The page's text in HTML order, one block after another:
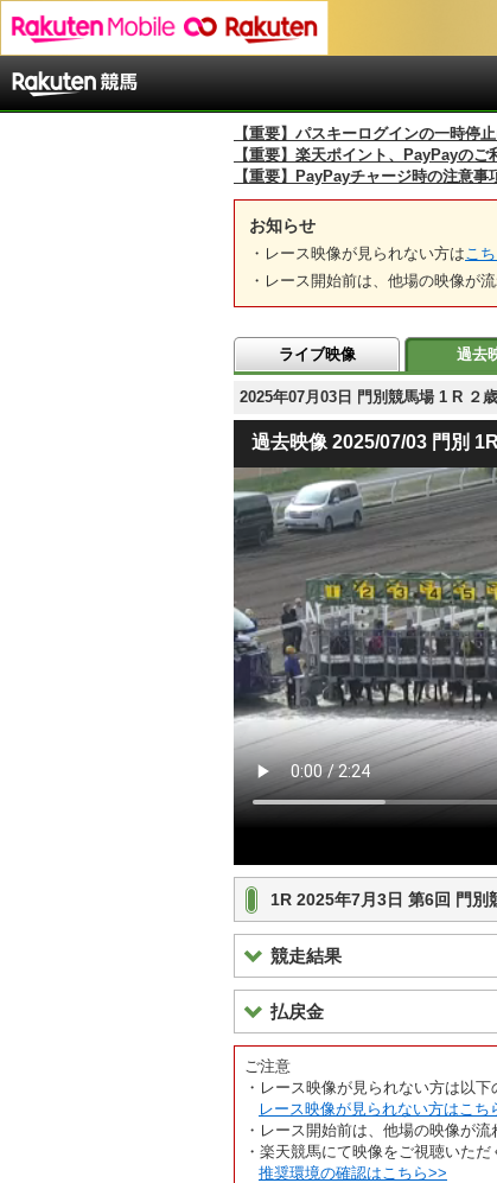
【重要】パスキーログインの一時停
【重要】楽天ポイント、PayPayの
【重要】PayPayチャージ時の注意事
お知らせ
・レース映像が見られない方は こ
・レース開始前は、他場の映像が
ライブ映像 過去
2025年07月03日 門別競馬場 1 R
過去映像 2025/07/03 門別 1R
1R 2025年7月3日 第6回 門
競走結果
払戻金
ご注意
・レース映像が見られない方は以下
レース映像が見られない方はこち
・レース開始前は、他場の映像が流
・楽天競馬にて映像をご視聴いた
推奨環境の確認はこちら>>